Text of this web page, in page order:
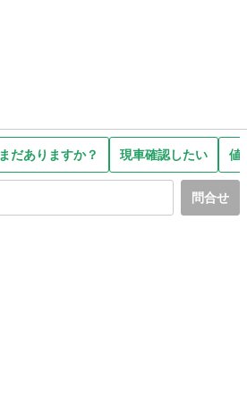
まだありますか？ 現車確認したい 値
問合せ